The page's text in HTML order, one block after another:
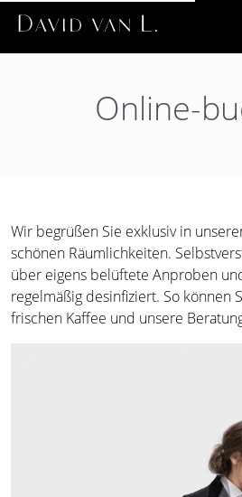
Online-
Wir begrüßen Sie exklusiv in
schönen Räumlichkeiten.
über eigens belüftete Anproben
regelmäßig desinfiziert. So können
frischen Kaffee und unsere